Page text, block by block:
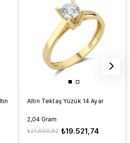
Altın Tektaş Yüzük 14 Ayar
2,04 Gram
₺19.521,74
₺21.690,82